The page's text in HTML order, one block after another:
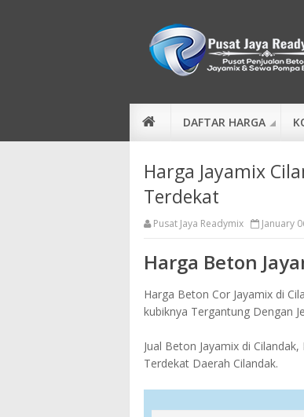
DAFTAR HARGA
Harga Jayamix
Terdekat
Pusat Jaya Readymix January
Harga Beton
Harga Beton Cor Jayamix di
kubiknya Tergantung Dengan
Jual Beton Jayamix di
Terdekat Daerah Cilandak.